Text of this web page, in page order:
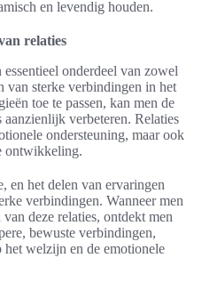
en levendig houden.
relaties
onderdeel van zowel
van sterke verbindingen in het
toe te passen, kan men de
verbeteren. Relaties
ondersteuning, maar ook
ontwikkeling.
en het delen van ervaringen
verbindingen. Wanneer men
deze relaties, ontdekt men
bewuste verbindingen,
welzijn en de emotionele